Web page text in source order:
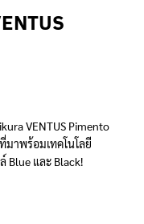
VENTUS Pimento
มาพร้อมเทคโนโลยี
Blue และ Black!